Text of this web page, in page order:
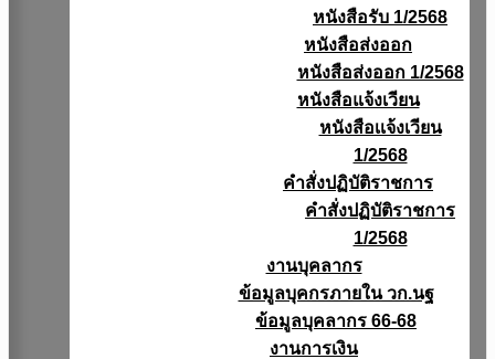
หนังสือรับ 1/2568
หนังสือส่งออก
หนังสือส่งออก 1/2568
หนังสือแจ้งเวียน
หนังสือเเจ้งเวียน
1/2568
คำสั่งปฏิบัติราชการ
คำสั่งปฏิบัติราชการ
1/2568
งานบุคลากร
ข้อมูลบุคกรภายใน วก.นฐ
ข้อมูลบุคลากร 66-68
งานการเงิน